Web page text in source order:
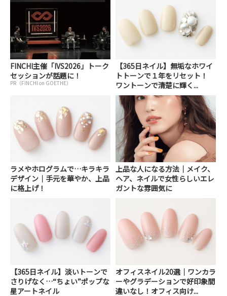
FINCHI主催「IVS2026」トーク
セッションが話題に！
PR（FINCHI on GOETHE）
【365日ネイル】無垢なホワイ
トトーンで１年をリセット！
ワントーンで清楚に輝く...
ラメやホログラムで…キラキラ
デザイン｜手元を華やか、上品
に格上げ！
上品な人になる方法｜メイク、
ヘア、ネイルで女性らしいエレ
ガントな雰囲気に
【365日ネイル】淡いトーンで
さりげなく…“ちょい”ポップな
星アートネイル
オフィスネイル20選｜ワンカラ
ーやグラデーションで好印象間
違いなし！オフィス向け...